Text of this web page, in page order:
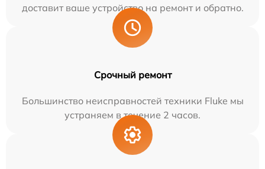
доставит ваше устройство на ремонт и обратно.
Срочный ремонт
Большинство неисправностей техники Fluke мы
устраняем в течение 2 часов.